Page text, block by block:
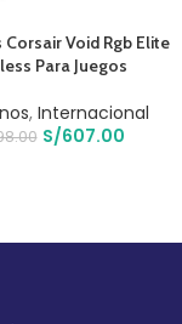
Void Rgb Elite
Para Juegos
, Internacional
S/607.00